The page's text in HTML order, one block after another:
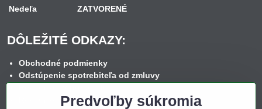
Nedeľa
ZATVORENÉ
DÔLEŽITÉ ODKAZY:
Obchodné podmienky
Odstúpenie spotrebiteľa od zmluvy
Reklamačný formulár
Predvoľby súkromia